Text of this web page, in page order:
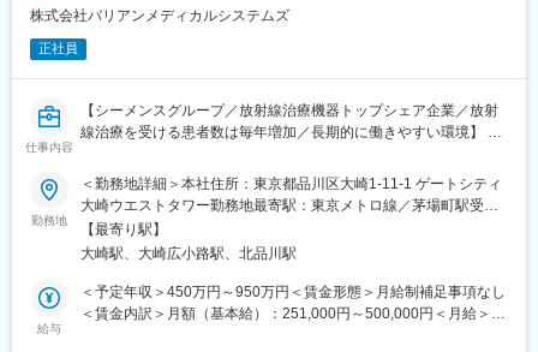
在宅勤務やフレックス制度もあり、活用可能です。（※部署ごとで
規定あり）時間場所に拘束されないフレキシブルな働き方ができ
ます。
変更の範囲：会社の定める業務
・残業：10～20時間程度／月
・現場の声を直接聞き、改善提案が可能です。(ユーザ部門との距
離が近い)
・製造業における幅広い業務知識を身に付けることができ、スキ
ルアップが望めます。
す。
・IT投資には積極的なため、新しいITインフラを企画検討して経営
株式会社バリアンメディカルシステムズ
正社員
仕事内容
【シーメンスグループ／放射線治療機器トップシェア企業／放射
線治療を受ける患者数は毎年増加／長期的に働きやすい環境】
■業務詳細：
がん医療において特に、放射線治療ソリューションのプロダクト
マーケティングを実行していただきます。
・担当新製品の新製品導入計画の策定、実行、進捗管理
・Globalチームとの協業と、マーケティングプロジェクトの主導
・担当製品のライフサイクル管理
・セミナー、展示会、ウェビナー等のマーケティングイベントお
よびプロモーション活動の企画・実行
勤務地
＜勤務地詳細＞本社住所：東京都品川区大崎1-11-1 ゲートシティ
大崎ウエストタワー勤務地最寄駅：東京メトロ線／茅場町駅受動
喫煙対策：屋内全面禁煙変更の範囲：会社の定める事業所
【最寄り駅】
大崎駅、大崎広小路駅、北品川駅
給与
＜予定年収＞450万円～950万円＜賃金形態＞月給制補足事項なし
＜賃金内訳＞月額（基本給）：251,000円～500,000円＜月給＞